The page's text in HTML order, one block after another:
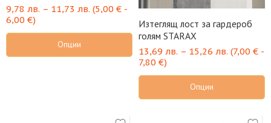
9,78 лв. – 11,73 лв. (5,00 € -
6,00 €)
Опции
Изтеглящ лост за гардероб
голям STARAX
13,69 лв. – 15,26 лв. (7,00 € -
7,80 €)
Опции